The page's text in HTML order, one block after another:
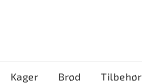
Kager Brød Tilbehør